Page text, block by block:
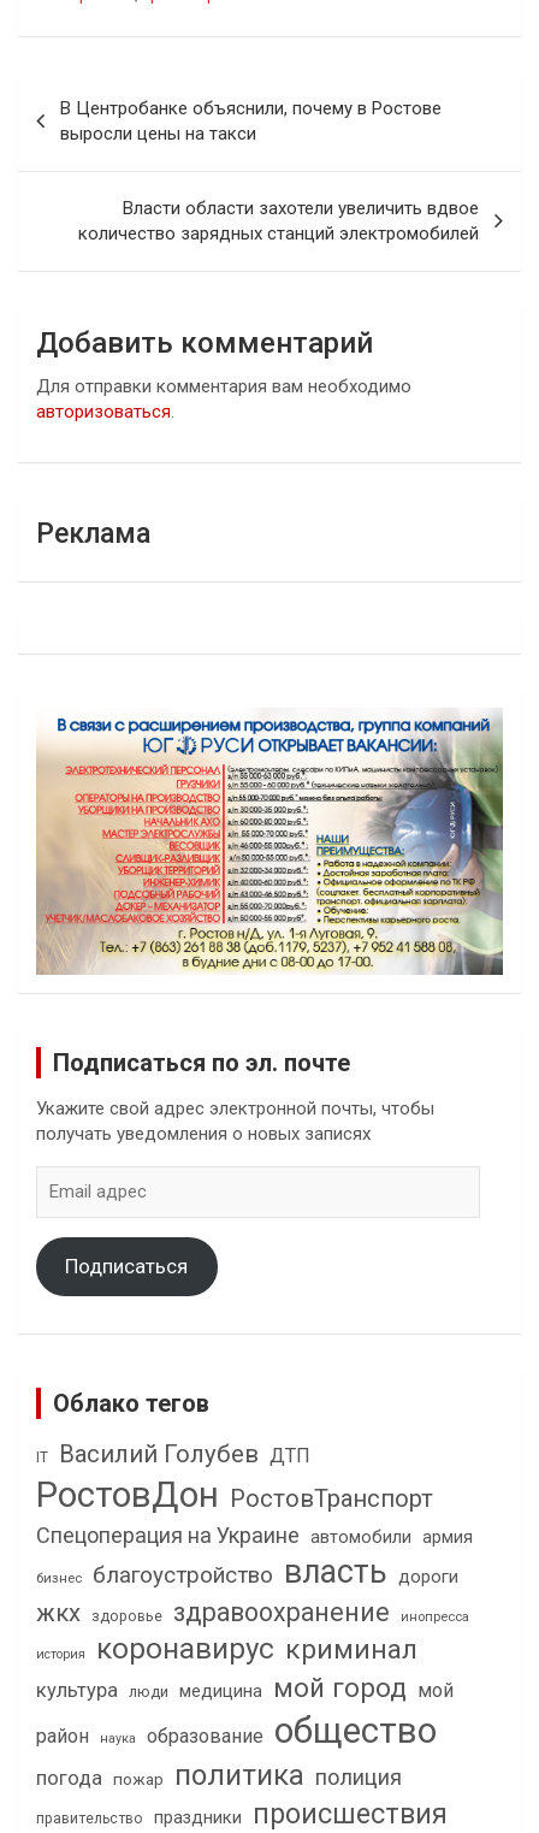
по
записям
В Центробанке объяснили, почему в Ростове
выросли цены на такси
Власти области захотели увеличить вдвое
количество зарядных станций электромобилей
Добавить комментарий
Для отправки комментария вам необходимо
авторизоваться.
Реклама
Подписаться по эл. почте
Укажите свой адрес электронной почты, чтобы
получать уведомления о новых записях
адрес
Подписаться
Облако тегов
IT Василий Голубев ДТП
РостовДон РостовТранспорт
Спецоперация на Украине автомобили армия
бизнес благоустройство власть дороги
жкх здоровье здравоохранение инопресса
история коронавирус криминал
культура люди медицина мой город мой
район
наука образование общество
погода пожар политика полиция
правительство праздники происшествия